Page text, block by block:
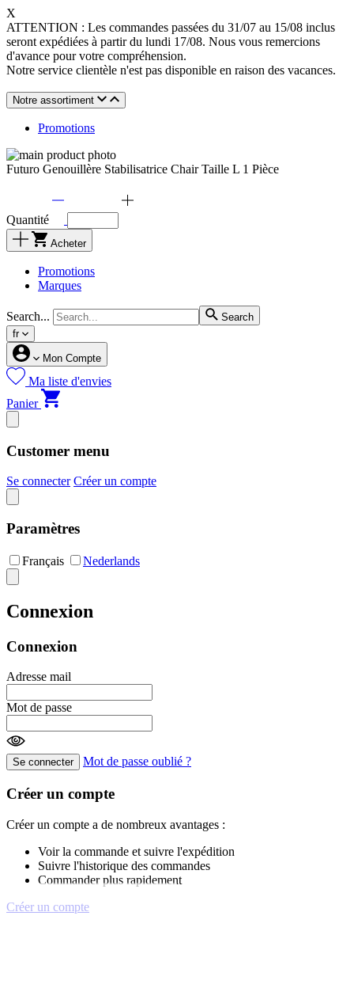
X
ATTENTION : Les commandes passées du 31/07 au 15/08 inclus
seront expédiées à partir du lundi 17/08. Nous vous remercions
d'avance pour votre compréhension.
Notre service clientèle n'est pas disponible en raison des vacances.
Notre assortiment
Promotions
Futuro Genouillère Stabilisatrice Chair Taille L 1 Pièce
Quantité
Acheter
Promotions
Marques
Search...
Search
fr
Mon Compte
Ma liste d'envies
Panier
Customer menu
Se connecter Créer un compte
Paramètres
Français Nederlands
Connexion
Connexion
Adresse mail
Mot de passe
Se connecter Mot de passe oublié ?
Créer un compte
Créer un compte a de nombreux avantages :
Voir la commande et suivre l'expédition
Suivre l'historique des commandes
Commander plus rapidement
Créer un compte